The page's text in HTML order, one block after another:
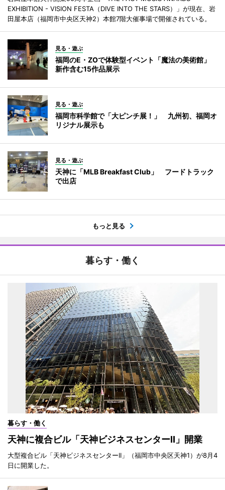
EXHIBITION - VISION FESTA（DIVE INTO THE STARS）」が現在、岩
田屋本店（福岡市中央区天神2）本館7階大催事場で開催されている。
見る・遊ぶ
福岡のE・ZOで体験型イベント「魔法の美術館」
新作含む15作品展示
見る・遊ぶ
福岡市科学館で「大ピンチ展！」 九州初、福岡オ
リジナル展示も
見る・遊ぶ
天神に「MLB Breakfast Club」 フードトラック
で出店
もっと見る
暮らす・働く
暮らす・働く
天神に複合ビル「天神ビジネスセンターII」開業
大型複合ビル「天神ビジネスセンターII」（福岡市中央区天神1）が8月4
日に開業した。